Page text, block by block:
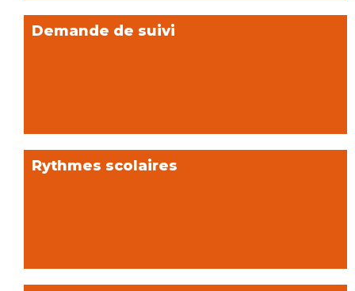
Demande de suivi
Rythmes scolaires